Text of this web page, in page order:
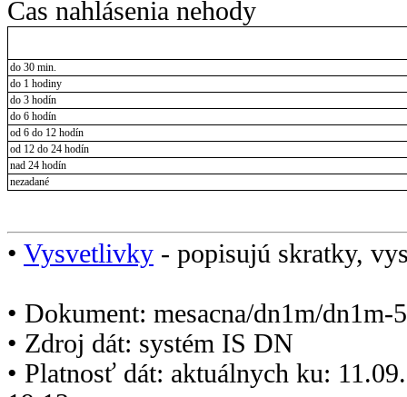
Čas nahlásenia nehody
do 30 min.
do 1 hodiny
do 3 hodín
do 6 hodín
od 6 do 12 hodín
od 12 do 24 hodín
nad 24 hodín
nezadané
• Vysvetlivky - popisujú skratky,
• Dokument: mesacna/dn1m/dn1m-
• Zdroj dát: systém IS DN
• Platnosť dát: aktuálnych ku: